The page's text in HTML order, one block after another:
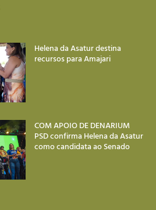
Helena da Asatur destina
recursos para Amajari
COM APOIO DE DENARIUM
PSD confirma Helena da Asatur
como candidata ao Senado